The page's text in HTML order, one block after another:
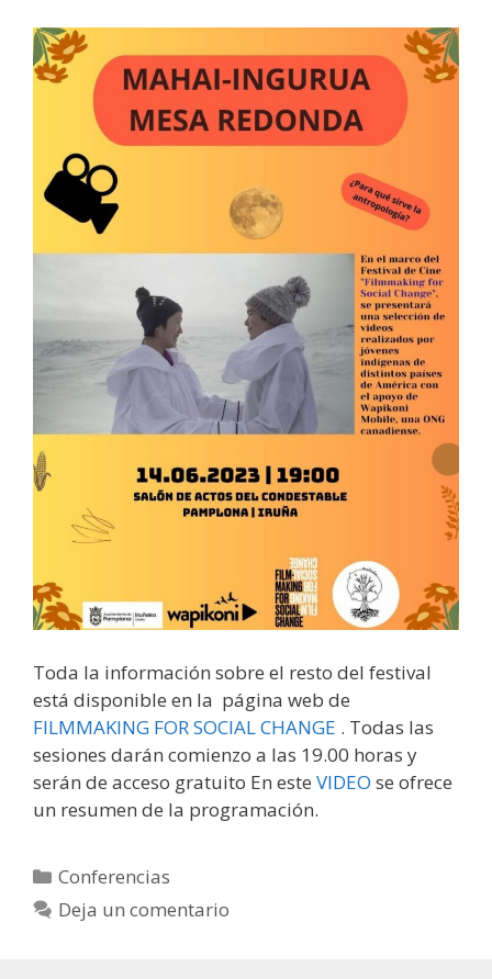
Toda la información sobre el resto del festival
está disponible en la página web de
FILMMAKING FOR SOCIAL CHANGE . Todas las
sesiones darán comienzo a las 19.00 horas y
serán de acceso gratuito En este VIDEO se ofrece
un resumen de la programación.
Categorías
Conferencias
Deja un comentario